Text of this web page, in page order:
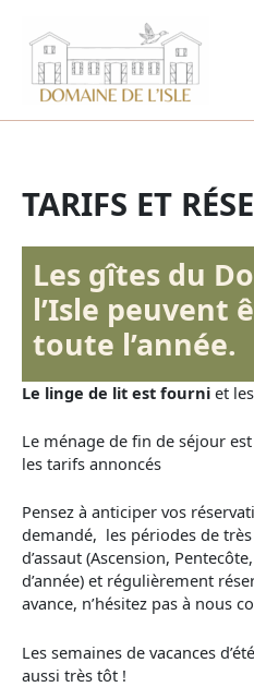
contenu
TARIFS ET
Les gîtes du
l’Isle peuvent
toute l’année.
Le linge de lit est fourni et
Le ménage de fin de séjour
les tarifs annoncés
Pensez à anticiper vos
demandé, les périodes de
d’assaut (Ascension,
d’année) et régulièrement
avance, n’hésitez pas à nous
Les semaines de vacances
aussi très tôt !